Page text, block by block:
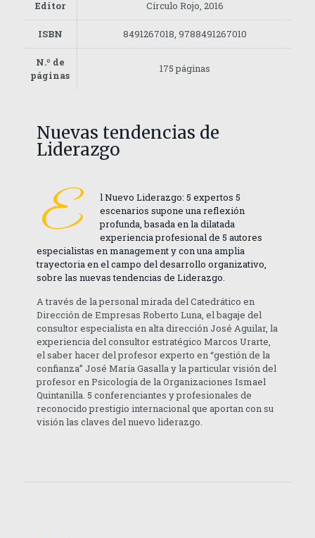
Editor Círculo Rojo, 2016
ISBN 8491267018, 9788491267010
N.º de
páginas
175 páginas
Nuevas tendencias de
Liderazgo
E
l Nuevo Liderazgo: 5 expertos 5
escenarios supone una reflexión
profunda, basada en la dilatada
experiencia profesional de 5 autores
especialistas en management y con una amplia
trayectoria en el campo del desarrollo organizativo,
sobre las nuevas tendencias de Liderazgo.
A través de la personal mirada del Catedrático en
Dirección de Empresas Roberto Luna, el bagaje del
consultor especialista en alta dirección José Aguilar, la
experiencia del consultor estratégico Marcos Urarte,
el saber hacer del profesor experto en “gestión de la
confianza” José María Gasalla y la particular visión del
profesor en Psicología de la Organizaciones Ismael
Quintanilla. 5 conferenciantes y profesionales de
reconocido prestigio internacional que aportan con su
visión las claves del nuevo liderazgo.